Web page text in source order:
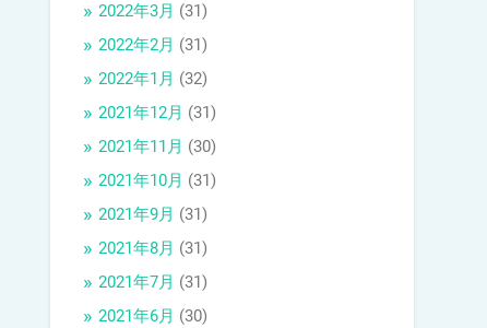
2022年3月 (31)
2022年2月 (31)
2022年1月 (32)
2021年12月 (31)
2021年11月 (30)
2021年10月 (31)
2021年9月 (31)
2021年8月 (31)
2021年7月 (31)
2021年6月 (30)